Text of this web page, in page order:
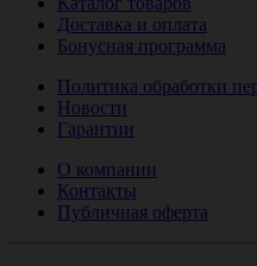
Доставка и оплата
Бонусная программа
Политика обработки
Новости
Гарантии
О компании
Контакты
Публичная оферта